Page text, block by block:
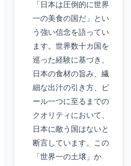
「日本は圧倒的に世界
一の美食の国だ」とい
う強い信念を語ってい
ます。世界数十カ国を
巡った経験に基づき、
日本の食材の旨み、繊
細な出汁の引き方、ビ
ール一つに至るまでの
クオリティにおいて、
日本に敵う国はないと
断言しています。この
「世界一の土壌」か